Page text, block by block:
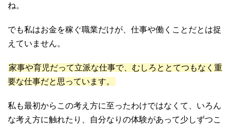
ね。
でも私はお金を稼ぐ職業だけが、仕事や働くことだとは捉
えていません。
家事や育児だって立派な仕事で、むしろととてつもなく重
要な仕事だと思っています。
私も最初からこの考え方に至ったわけではなくて、いろん
な考え方に触れたり、自分なりの体験があって少しずつこ